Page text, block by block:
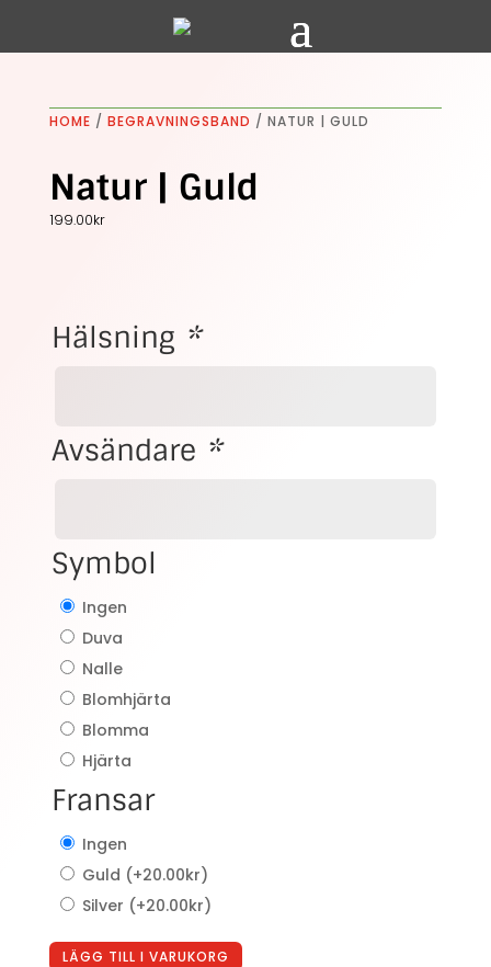
HOME / BEGRAVNINGSBAND / NATUR | GULD
Natur | Guld
199.00kr
Hälsning *
Avsändare *
Symbol
Ingen
Duva
Nalle
Blomhjärta
Blomma
Hjärta
Fransar
Ingen
Guld (+20.00kr)
Silver (+20.00kr)
LÄGG TILL I VARUKORG